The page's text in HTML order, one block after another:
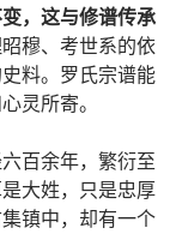
，这与修谱传承
穆、考世系的依
料。罗氏宗谱能
灵所寄。
百余年，繁衍至
大姓，只是忠厚
镇中，却有一个